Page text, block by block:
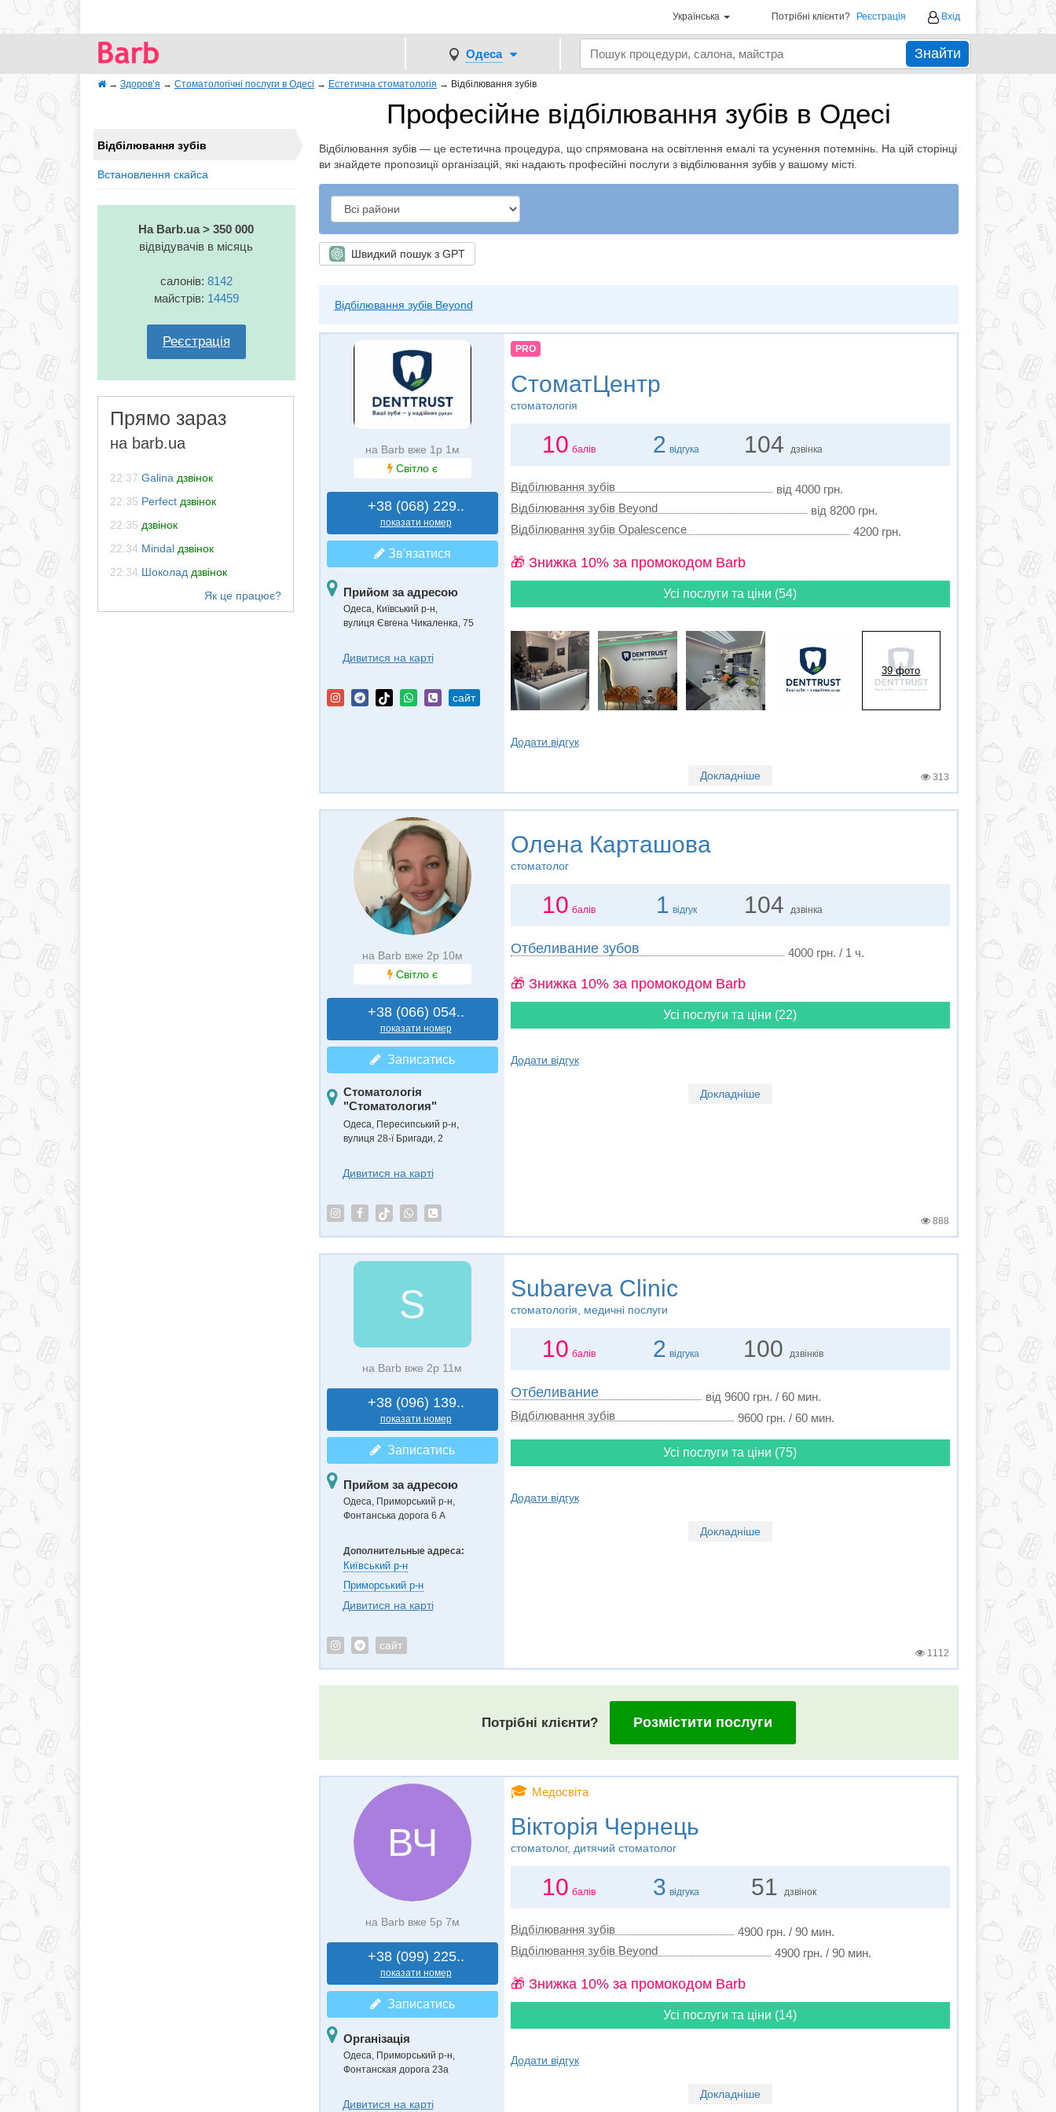
Українська Потрібні клієнти? Реєстрація Вхід
Одеса Знайти
→ Здоров’я → Стоматологічні послуги в Одесі → Естетична стоматологія → Відбілювання зубів
Професійне відбілювання зубів в Одесі
Відбілювання зубів — це естетична процедура, що спрямована на освітлення емалі та усунення потемнінь. На цій сторінці
ви знайдете пропозиції організацій, які надають професійні послуги з відбілювання зубів у вашому місті.
Швидкий пошук з GPT
Відбілювання зубів Beyond
Відбілювання зубів
Встановлення скайса
На Barb.ua > 350 000
відвідувачів в місяць
салонів: 8142
майстрів: 14459
Реєстрація
Прямо зараз
на barb.ua
22:37 Galina дзвінок
22:35 Perfect дзвінок
22:35 дзвінок
22:34 Mindal дзвінок
22:34 Шоколад дзвінок
на Barb вже 1р 1м
Світло є
+38 (068) 229..
показати номер
Зв'язатися
Прийом за адресою
Одеса, Київський р-н,
вулиця Євгена Чикаленка, 75
Дивитися на карті
сайт
PRO
СтоматЦентр
стоматологія
10 балів 2 відгука 104 дзвінка
Відбілювання зубів
від 4000 грн.
Відбілювання зубів Beyond
від 8200 грн.
Відбілювання зубів Opalescence
4200 грн.
🎁 Знижка 10% за промокодом Barb
Усі послуги та ціни (54)
39 фото
Додати відгук
Докладніше 313
на Barb вже 2р 10м
Світло є
+38 (066) 054..
показати номер
Записатись
Стоматологія
"Стоматология"
Одеса, Пересипський р-н,
вулиця 28-ї Бригади, 2
Дивитися на карті
Олена Карташова
стоматолог
10 балів 1 відгук 104 дзвінка
Отбеливание зубов 4000 грн. / 1 ч.
🎁 Знижка 10% за промокодом Barb
Усі послуги та ціни (22)
Додати відгук
Докладніше
888
S
на Barb вже 2р 11м
+38 (096) 139..
показати номер
Записатись
Прийом за адресою
Одеса, Приморський р-н,
Фонтанська дорога 6 А
Дополнительные адреса:
Київський р-н
Приморський р-н
Дивитися на карті
сайт
Subareva Clinic
стоматологія, медичні послуги
10 балів 2 відгука 100 дзвінків
Отбеливание
від 9600 грн. / 60 мин.
Відбілювання зубів
9600 грн. / 60 мин.
Усі послуги та ціни (75)
Додати відгук
Докладніше
1112
Потрібні клієнти? Розмістити послуги
ВЧ
на Barb вже 5р 7м
+38 (099) 225..
показати номер
Записатись
Організація
Одеса, Приморський р-н,
Фонтанская дорога 23а
Дивитися на карті
🎓 Медосвіта
Вікторія Чернець
стоматолог, дитячий стоматолог
10 балів 3 відгука 51 дзвінок
Відбілювання зубів
4900 грн. / 90 мин.
Відбілювання зубів Beyond
4900 грн. / 90 мин.
🎁 Знижка 10% за промокодом Barb
Усі послуги та ціни (14)
Додати відгук
Докладніше